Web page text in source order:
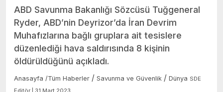
ABD Savunma Bakanlığı Sözcüsü Tuğgeneral
Ryder, ABD’nin Deyrizor’da İran Devrim
Muhafızlarına bağlı gruplara ait tesislere
düzenlediği hava saldırısında 8 kişinin
öldürüldüğünü açıkladı.
Anasayfa /Tüm Haberler / Savunma ve Güvenlik / Dünya SDE
Editör | 31 Mart 2023